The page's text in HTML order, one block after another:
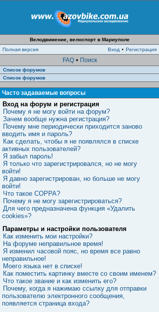
Велодвижение, велоспорт в Мариуполе
Полная версия
Вход • Регистрация
FAQ • Поиск
Список форумов
Список форумов
Часто задаваемые вопросы
Вход на форум и регистрация
Почему я не могу войти на форум?
Зачем вообще нужна регистрация?
Почему мне периодически приходится заново
вводить имя и пароль?
Как сделать, чтобы я не появлялся в списке
активных пользователей?
Я забыл пароль!
Я только что зарегистрировался, но не могу
войти!
Я давно зарегистрирован, но больше не могу
войти!
Что такое COPPA?
Почему я не могу зарегистрироваться?
Для чего предназначена функция «Удалить
cookies»?
Параметры и настройки пользователя
Как изменить мои настройки?
На форуме неправильное время!
Я изменил часовой пояс, но время все равно
неправильное!
Моего языка нет в списке!
Как поместить картинку вместе со своим именем?
Что такое звание и как изменить его?
Почему, когда я нажимаю ссылку для отправки
пользователю электронного сообщения,
появляется страница входа?